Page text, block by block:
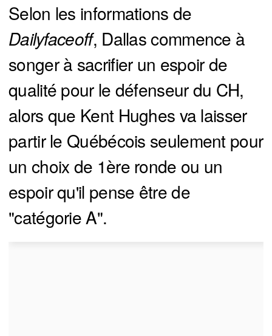
Selon les informations de
Dailyfaceoff, Dallas commence à
songer à sacrifier un espoir de
qualité pour le défenseur du CH,
alors que Kent Hughes va laisser
partir le Québécois seulement pour
un choix de 1ère ronde ou un
espoir qu'il pense être de
"catégorie A".